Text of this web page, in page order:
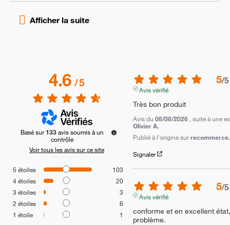
4.6/5
Basé sur 133avis soumis à un
contrôle
Voir tous les avis sur ce site
5 étoiles
103
4étoiles
20
3 étoiles
3
2 étoiles
6
1 étoile 1
5/5
Avis vérifié
Très bon produit
Avis du 08/08/2026 , suite à une
Olivier A.
Publié à l'origine sur
Signaler
5/5
Avis vérifié
conforme et en excellent
problème.